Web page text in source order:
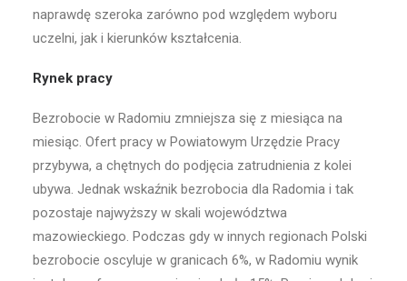
naprawdę szeroka zarówno pod względem wyboru
uczelni, jak i kierunków kształcenia.
Rynek pracy
Bezrobocie w Radomiu zmniejsza się z miesiąca na
miesiąc. Ofert pracy w Powiatowym Urzędzie Pracy
przybywa, a chętnych do podjęcia zatrudnienia z kolei
ubywa. Jednak wskaźnik bezrobocia dla Radomia i tak
pozostaje najwyższy w skali województwa
mazowieckiego. Podczas gdy w innych regionach Polski
bezrobocie oscyluje w granicach 6%, w Radomiu wynik